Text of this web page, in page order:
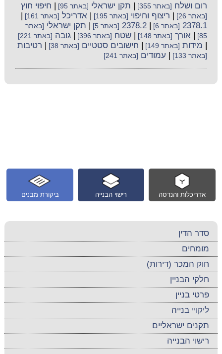
רום ושלח [באתר 355] תקן ישראלי [באתר 95] חיפוי חוץ
[באתר 26] ריצוף וחיפוי [באתר 195] |אדריכל [באתר 161]
2378.1 [באתר 6] |
2378.2 [באתר 5] תקן ישראלי [באתר
85]
|אורך [באתר 148] |שטח [באתר 396] |גובה [באתר 221]
מידות [באתר 149] חישובים סטטיים [באתר 38] רטיבות
[באתר 133] עמודים [באתר 241]
ביקורת מבנים רישוי הבנייה אדריכלות והנדסה
סדר הדין
מומחים
חוק המכר (דירות)
חלקי הבניין
פרטי בניין
ליקויי בנייה
תקנים ישראליים
רישוי הבנייה